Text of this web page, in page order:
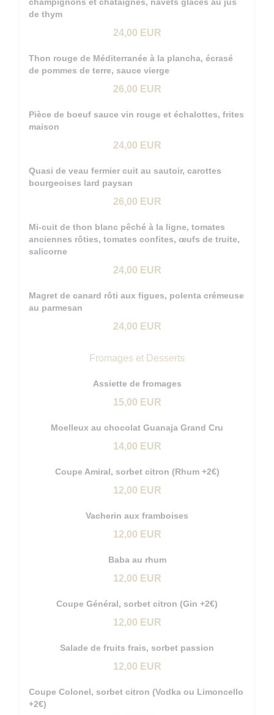
de thym
24,00 EUR
Thon rouge de Méditerranée à la plancha, écrasé
de pommes de terre, sauce vierge
26,00 EUR
Pièce de boeuf sauce vin rouge et échalottes, frites
maison
24,00 EUR
Quasi de veau fermier cuit au sautoir, carottes
bourgeoises lard paysan
26,00 EUR
Mi-cuit de thon blanc pêché à la ligne, tomates
anciennes rôties, tomates confites, œufs de truite,
salicorne
24,00 EUR
Magret de canard rôti aux figues, polenta crémeuse
au parmesan
24,00 EUR
Fromages et Desserts
Assiette de fromages
15,00 EUR
Moelleux au chocolat Guanaja Grand Cru
14,00 EUR
Coupe Amiral, sorbet citron (Rhum +2€)
12,00 EUR
Vacherin aux framboises
12,00 EUR
Baba au rhum
12,00 EUR
Coupe Général, sorbet citron (Gin +2€)
12,00 EUR
Salade de fruits frais, sorbet passion
12,00 EUR
Coupe Colonel, sorbet citron (Vodka ou Limoncello
+2€)